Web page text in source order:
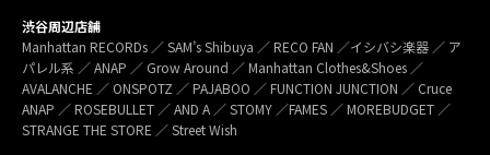
渋谷周辺店舗
Manhattan RECORDs ／ SAM’s Shibuya ／ RECO FAN ／イシバシ楽器 ／ ア
パレル系 ／ ANAP ／ Grow Around ／ Manhattan Clothes&Shoes ／
AVALANCHE ／ ONSPOTZ ／ PAJABOO ／ FUNCTION JUNCTION ／ Cruce
ANAP ／ ROSEBULLET ／ AND A ／ STOMY ／FAMES ／ MOREBUDGET ／
STRANGE THE STORE ／ Street Wish